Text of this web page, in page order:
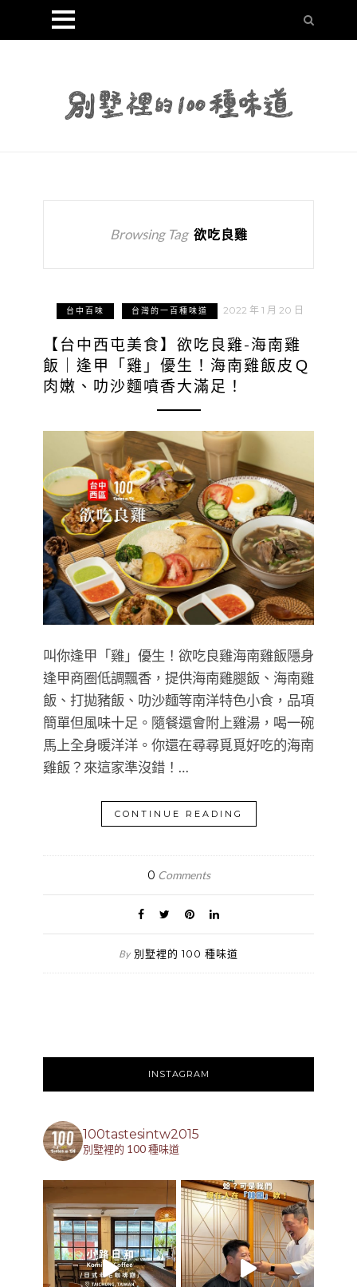
Browsing Tag 欲吃良雞
台中百味 台灣的一百種味道 2022 年 1 月 20 日
【台中西屯美食】欲吃良雞-海南雞
飯｜逢甲「雞」優生！海南雞飯皮Ｑ
肉嫩、叻沙麵噴香大滿足！
叫你逢甲「雞」優生！欲吃良雞海南雞飯隱身
逢甲商圈低調飄香，提供海南雞腿飯、海南雞
飯、打拋豬飯、叻沙麵等南洋特色小食，品項
簡單但風味十足。隨餐還會附上雞湯，喝一碗
馬上全身暖洋洋。你還在尋尋覓覓好吃的海南
雞飯？來這家準沒錯！…
CONTINUE READING
0 Comments
By 別墅裡的 100 種味道
INSTAGRAM
100tastesintw2015
別墅裡的 100 種味道